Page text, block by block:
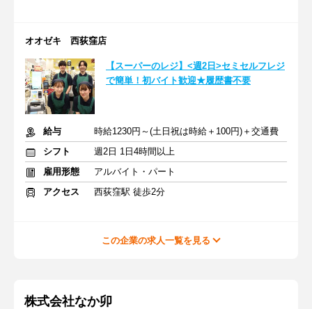
オオゼキ 西荻窪店
【スーパーのレジ】<週2日>セミセルフレジ
で簡単！初バイト歓迎★履歴書不要
給与
時給1230円～(土日祝は時給＋100円)＋交通費
シフト
週2日 1日4時間以上
雇用形態
アルバイト・パート
アクセス
西荻窪駅 徒歩2分
この企業の求人一覧を見る
株式会社なか卯